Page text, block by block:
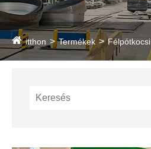
itthon Termékek Félpótkocsi